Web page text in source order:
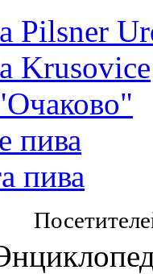
Pilsner
Krusovice
пива
пива